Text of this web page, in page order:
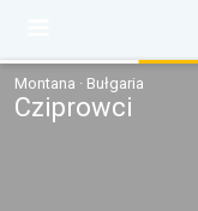
Montana · Bułgaria
Cziprowci